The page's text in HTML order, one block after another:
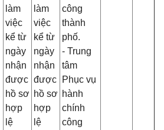
làm
việc
kể từ
ngày
nhận
được
hồ sơ
hợp
lệ
làm
việc
kể từ
ngày
nhận
được
hồ sơ
hợp
lệ
công
thành
phố.
- Trung
tâm
Phục vụ
hành
chính
công